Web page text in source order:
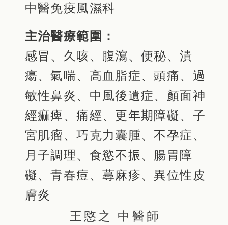
中醫免疫風濕科
主治醫療範圍：
感冒、久咳、腹瀉、便秘、潰
瘍、氣喘、高血脂症、頭痛、過
敏性鼻炎、中風後遺症、顏面神
經痲痺、痛經、更年期障礙、子
宮肌瘤、巧克力囊腫、不孕症、
月子調理、食慾不振、腸胃障
礙、青春痘、蕁麻疹、異位性皮
膚炎
王愍之 中醫師